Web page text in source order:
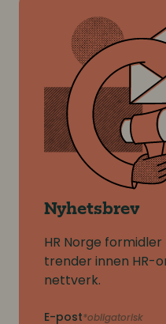
Nyhetsbrev
HR Norge
trender innen HR-
nettverk.
E-post